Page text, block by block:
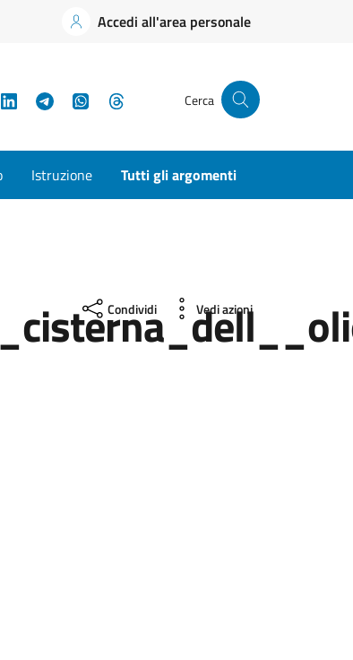
Accedi all'area personale
LinkedInTelegramWhatsApp Cerca
Istruzione Tutti gli argomenti
Condividi Vedi azioni